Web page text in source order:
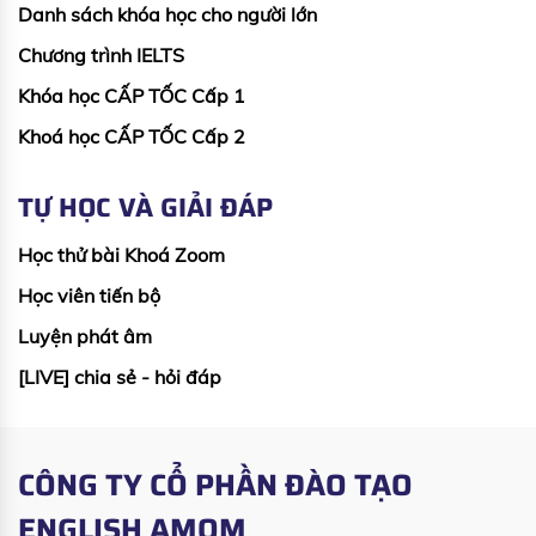
Danh sách khóa học cho người lớn
Chương trình IELTS
Khóa học CẤP TỐC Cấp 1
Khoá học CẤP TỐC Cấp 2
TỰ HỌC VÀ GIẢI ĐÁP
Học thử bài Khoá Zoom
Học viên tiến bộ
Luyện phát âm
[LIVE] chia sẻ - hỏi đáp
CÔNG TY CỔ PHẦN ĐÀO TẠO